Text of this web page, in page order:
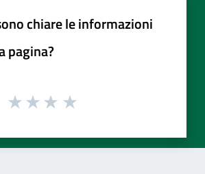
chiare le informazioni
pagina?